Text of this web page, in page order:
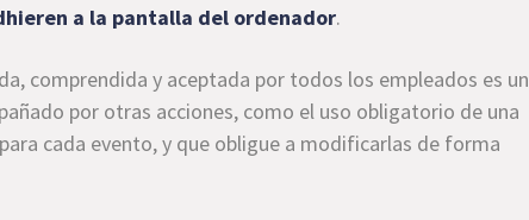
a la pantalla del ordenador.
comprendida y aceptada por todos los empleados es un
por otras acciones, como el uso obligatorio de una
para cada evento, y que obligue a modificarlas de forma